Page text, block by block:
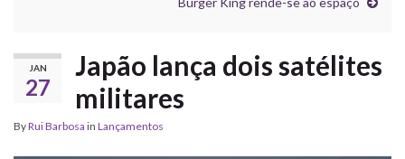
JAN
27
Japão lança dois satélites
militares
ByRui Barbosa in Lançamentos